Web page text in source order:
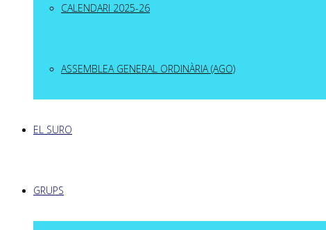
CALENDARI 2025-26
ASSEMBLEA GENERAL ORDINÀRIA (AGO)
EL SURO
GRUPS